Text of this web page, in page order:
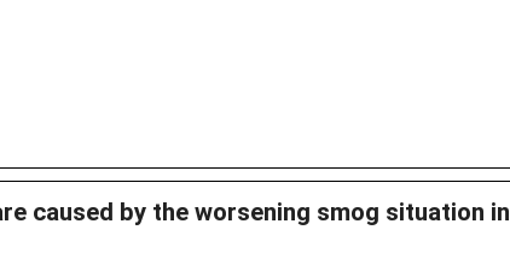
caused by the worsening smog situation in